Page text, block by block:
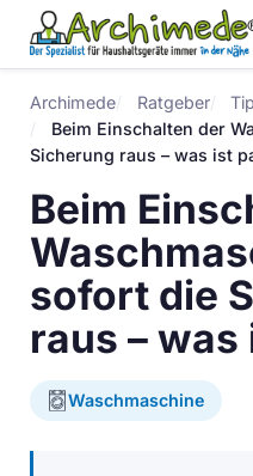
Archimede Ratgeber
Beim Einschalten der
Sicherung raus – was ist
Beim
sofort die
raus –
Waschmaschine